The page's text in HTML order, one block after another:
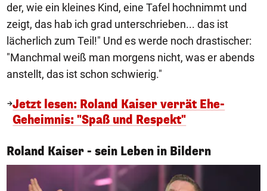
der, wie ein kleines Kind, eine Tafel hochnimmt und
zeigt, das hab ich grad unterschrieben... das ist
lächerlich zum Teil!" Und es werde noch drastischer:
"Manchmal weiß man morgens nicht, was er abends
anstellt, das ist schon schwierig."
Jetzt lesen: Roland Kaiser verrät Ehe-
Geheimnis: "Spaß und Respekt"
Roland Kaiser - sein Leben in Bildern
1/12